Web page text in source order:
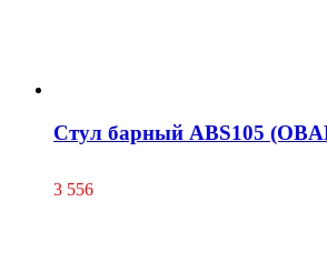
Cтул барный ABS105
3 556